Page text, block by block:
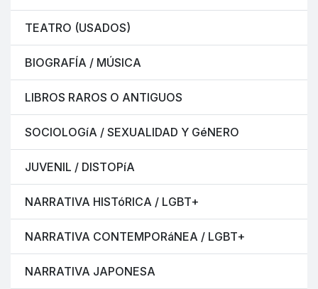
TEATRO (USADOS)
BIOGRAFÍA / MÚSICA
LIBROS RAROS O ANTIGUOS
SOCIOLOGíA / SEXUALIDAD Y GéNERO
JUVENIL / DISTOPíA
NARRATIVA HISTóRICA / LGBT+
NARRATIVA CONTEMPORáNEA / LGBT+
NARRATIVA JAPONESA